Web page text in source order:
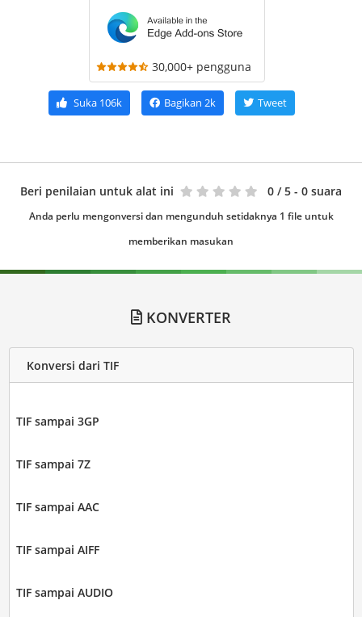
30,000+ pengguna
Suka106k Bagikan 2k Tweet
Beri penilaian untuk alat ini 0 / 5 - 0 suara
Anda perlu mengonversi dan mengunduh setidaknya 1 file untuk
memberikan masukan
KONVERTER
Konversi dari TIF
TIF sampai 3GP
TIF sampai 7Z
TIF sampai AAC
TIF sampai AIFF
TIF sampai AUDIO